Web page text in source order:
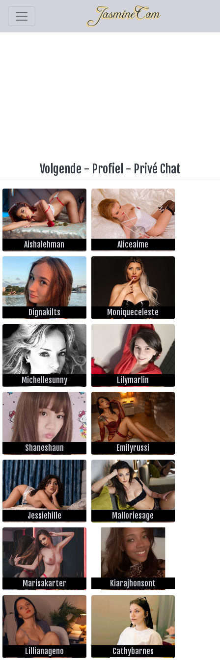
Volgende - Profiel - Privé Chat
Aishalehman Aliceaime
Dignakilts Moniqueceleste
Michellesunny Lilymarlin
Shaneshaun Emilyrussi
Jessiehille Malloriesage
Marisakarter Kiarajhonsont
Lillianageno Cathybarnes